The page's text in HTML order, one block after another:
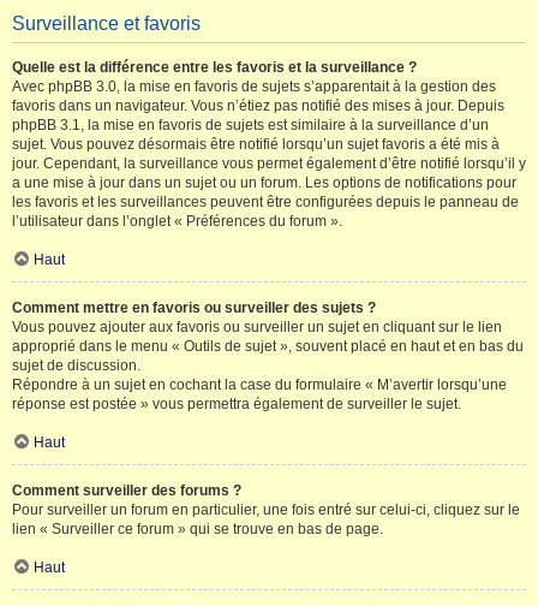
Surveillance et favoris
Quelle est la différence entre les favoris et la surveillance ?
Avec phpBB 3.0, la mise en favoris de sujets s’apparentait à la gestion des
favoris dans un navigateur. Vous n’étiez pas notifié des mises à jour. Depuis
phpBB 3.1, la mise en favoris de sujets est similaire à la surveillance d’un
sujet. Vous pouvez désormais être notifié lorsqu’un sujet favoris a été mis à
jour. Cependant, la surveillance vous permet également d’être notifié lorsqu’il y
a une mise à jour dans un sujet ou un forum. Les options de notifications pour
les favoris et les surveillances peuvent être configurées depuis le panneau de
l’utilisateur dans l’onglet « Préférences du forum ».
Haut
Comment mettre en favoris ou surveiller des sujets ?
Vous pouvez ajouter aux favoris ou surveiller un sujet en cliquant sur le lien
approprié dans le menu « Outils de sujet », souvent placé en haut et en bas du
sujet de discussion.
Répondre à un sujet en cochant la case du formulaire « M’avertir lorsqu’une
réponse est postée » vous permettra également de surveiller le sujet.
Haut
Comment surveiller des forums ?
Pour surveiller un forum en particulier, une fois entré sur celui-ci, cliquez sur le
lien « Surveiller ce forum » qui se trouve en bas de page.
Haut